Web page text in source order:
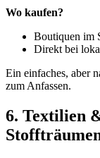
Wo kaufen?
Boutiquen im
Direkt bei
Ein einfaches, aber
zum Anfassen.
6. Textilien